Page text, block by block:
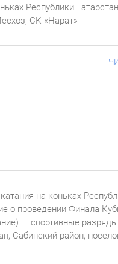
Республики
СК «Нарат»
на коньках
о проведении Финала
— спортивные
Сабинский район,